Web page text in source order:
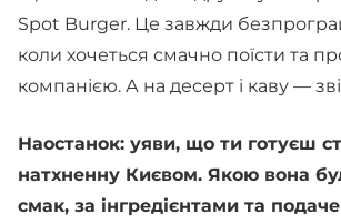
Spot Burger. Це завжди
коли хочеться смачно поїсти та
компанією. А на десерт і каву —
Наостанок: уяви, що ти готуєш
натхненну Києвом. Якою вона
смак, за інгредієнтами та